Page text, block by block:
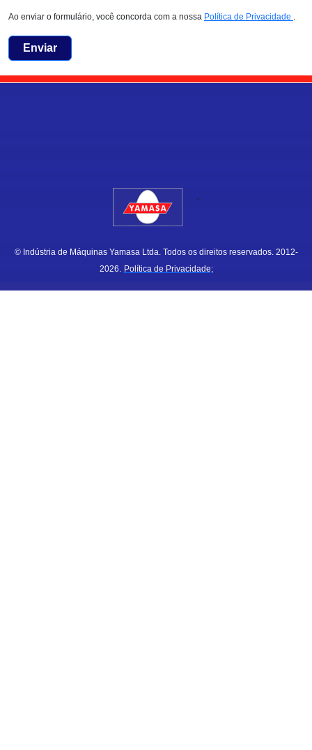
Ao enviar o formulário, você concorda com a nossa Política de Privacidade
Enviar
.
© Indústria de Máquinas Yamasa Ltda. Todos os direitos reservados. 2012-
2026.
Política de Privacidade;